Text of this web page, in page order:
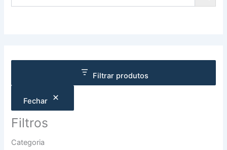
Filtrar produtos
Fechar
Filtros
Categoria